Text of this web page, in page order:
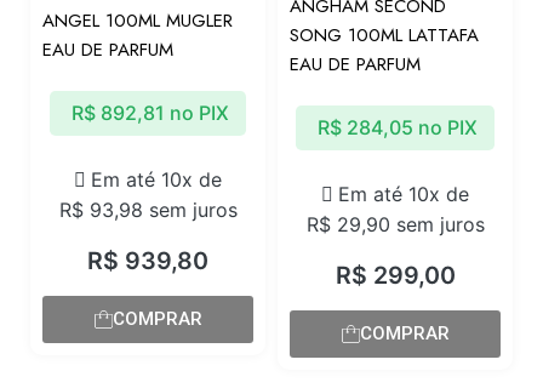
ANGEL 100ML MUGLER
EAU DE PARFUM
R$ 939,80
Em até 10x de
R$93,98 sem juros
R$ 892,81 no PIX
COMPRAR
ANGHAM SECOND
SONG 100ML LATTAFA
EAU DE PARFUM
R$ 299,00
Em até 10x de
R$29,90 sem juros
R$ 284,05 no PIX
COMPRAR